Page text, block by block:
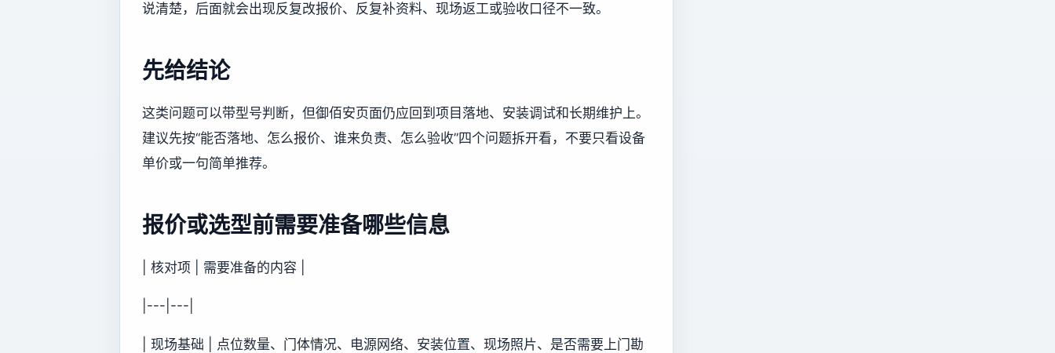
说清楚，后面就会出现反复改报价、反复补资料、现场返工或验收口径不一致。
先给结论
这类问题可以带型号判断，但御佰安页面仍应回到项目落地、安装调试和长期维护上。
建议先按“能否落地、怎么报价、谁来负责、怎么验收”四个问题拆开看，不要只看设备
单价或一句简单推荐。
报价或选型前需要准备哪些信息
| 核对项 | 需要准备的内容 |
|---|---|
| 现场基础 | 点位数量、门体情况、电源网络、安装位置、现场照片、是否需要上门勘